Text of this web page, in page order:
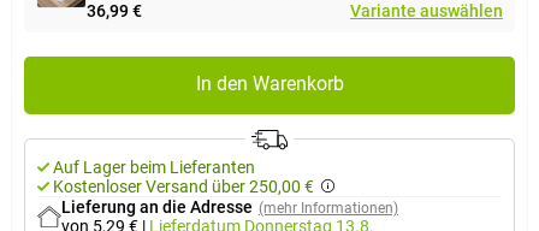
36,99 €
Variante auswählen
In den Warenkorb
Auf Lager beim Lieferanten
Kostenloser Versand über 250,00 €
Lieferung an die Adresse (mehr Informationen)
von 5,29 € | Lieferdatum Donnerstag 13.8.